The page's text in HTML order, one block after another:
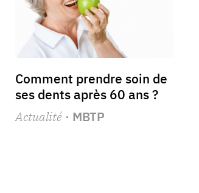
Comment prendre soin de
ses dents après 60 ans ?
Actualité· MBTP